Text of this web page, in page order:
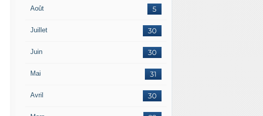
Août 5
Juillet 30
Juin 30
Mai 31
Avril 30